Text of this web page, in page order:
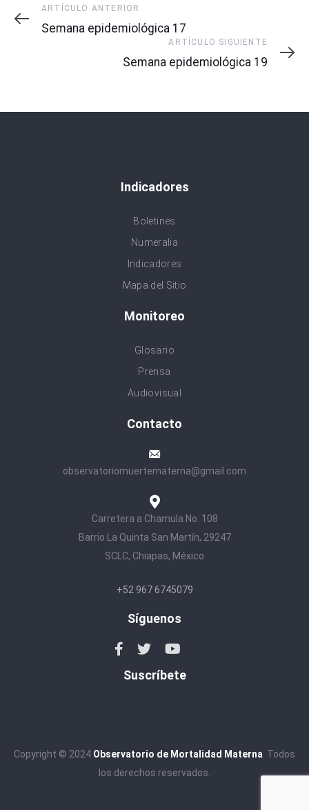
Artículo
Anterior
ARTÍCULO ANTERIOR
Semana epidemiológica 17
Siguiente
ARTÍCULO SIGUIENTE
Semana epidemiológica 19
Indicadores
Boletines
Numeralia
Indicadores
Mapa del Sitio
Monitoreo
Glosario
Prensa
Audiovisual
Contacto
observatoriomuertematerna@gmail.com
Carretera a Chamula No. 108
Barrio La Quinta San Martín, 29247
SCLC, Chiapas, México
+52 967 6745079
Síguenos
Suscríbete
Copyright © 2024 Observatorio de Mortalidad Materna . Todos
los derechos reservados.